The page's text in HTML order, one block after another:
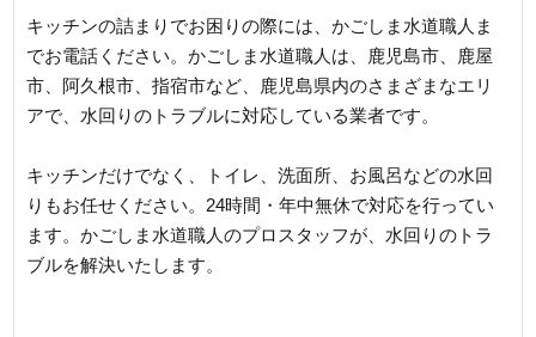
キッチンの詰まりでお困りの際には、かごしま水道職人ま
でお電話ください。かごしま水道職人は、鹿児島市、鹿屋
市、阿久根市、指宿市など、鹿児島県内のさまざまなエリ
アで、水回りのトラブルに対応している業者です。
キッチンだけでなく、トイレ、洗面所、お風呂などの水回
りもお任せください。24時間・年中無休で対応を行ってい
ます。かごしま水道職人のプロスタッフが、水回りのトラ
ブルを解決いたします。